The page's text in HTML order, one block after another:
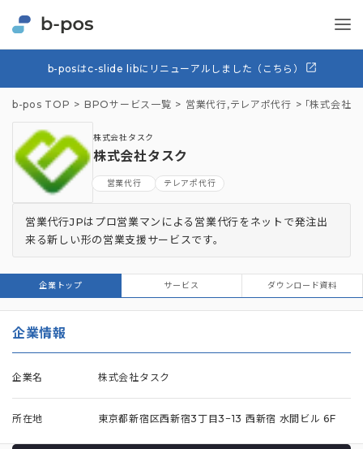
b-posはc-slide libにリニューアルしました（こちら）
b-pos TOP BPOサービス一覧 営業代行,テレアポ代行 「株式会社
株式会社タスク
株式会社タスク
営業代行 テレアポ代行
営業代行JPはプロ営業マンによる営業代行をネットで発注出
来る新しい形の営業支援サービスです。
企業トップ サービス ダウンロード資料
企業情報
企業名 株式会社タスク
所在地 東京都新宿区西新宿3丁目3−13 西新宿 水間ビル 6F